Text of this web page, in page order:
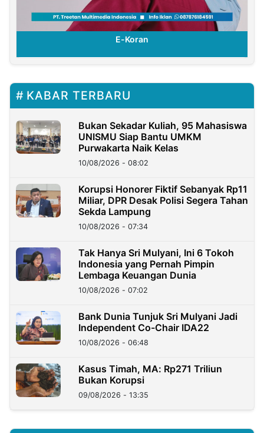
E-Koran
KABAR TERBARU
Bukan Sekadar Kuliah, 95 Mahasiswa
UNISMU Siap Bantu UMKM
Purwakarta Naik Kelas
10/08/2026 - 08:02
Korupsi Honorer Fiktif Sebanyak Rp11
Miliar, DPR Desak Polisi Segera Tahan
Sekda Lampung
10/08/2026 - 07:34
Tak Hanya Sri Mulyani, Ini 6 Tokoh
Indonesia yang Pernah Pimpin
Lembaga Keuangan Dunia
10/08/2026 - 07:02
Bank Dunia Tunjuk Sri Mulyani Jadi
Independent Co-Chair IDA22
10/08/2026 - 06:48
Kasus Timah, MA: Rp271 Triliun
Bukan Korupsi
09/08/2026 - 13:35